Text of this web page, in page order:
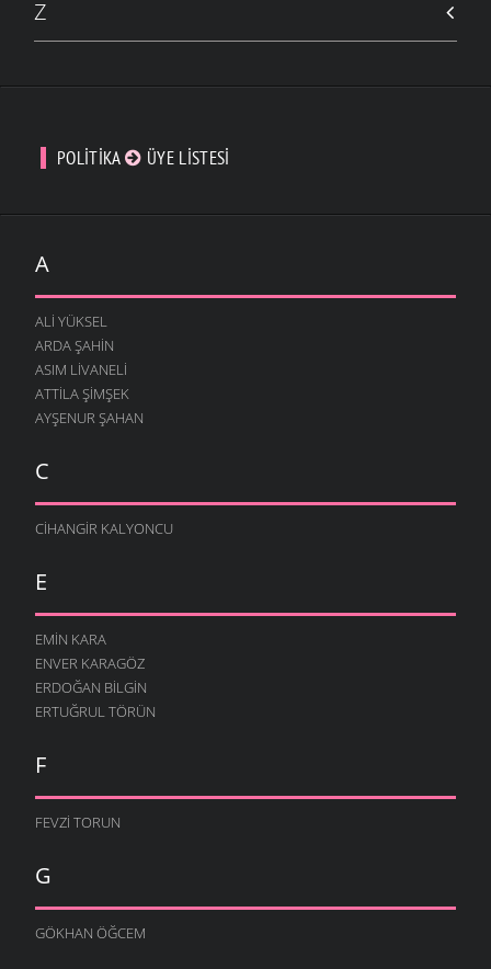
Z
POLITIKA ÜYE LISTESI
A
ALI YÜKSEL
ARDA ŞAHIN
ASIM LIVANELI
ATTILA ŞIMŞEK
AYŞENUR ŞAHAN
C
CIHANGIR KALYONCU
E
EMIN KARA
ENVER KARAGÖZ
ERDOĞAN BILGIN
ERTUĞRUL TÖRÜN
F
FEVZI TORUN
G
GÖKHAN ÖĞCEM